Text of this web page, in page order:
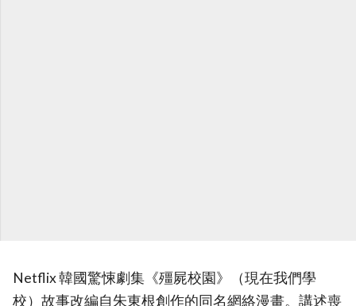
Netflix 韓國驚悚劇集《殭屍校園》（現在我們學
校）故事改編自朱東根創作的同名網絡漫畫。講述喪